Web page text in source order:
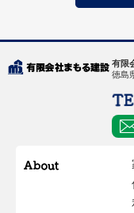
有限
徳島